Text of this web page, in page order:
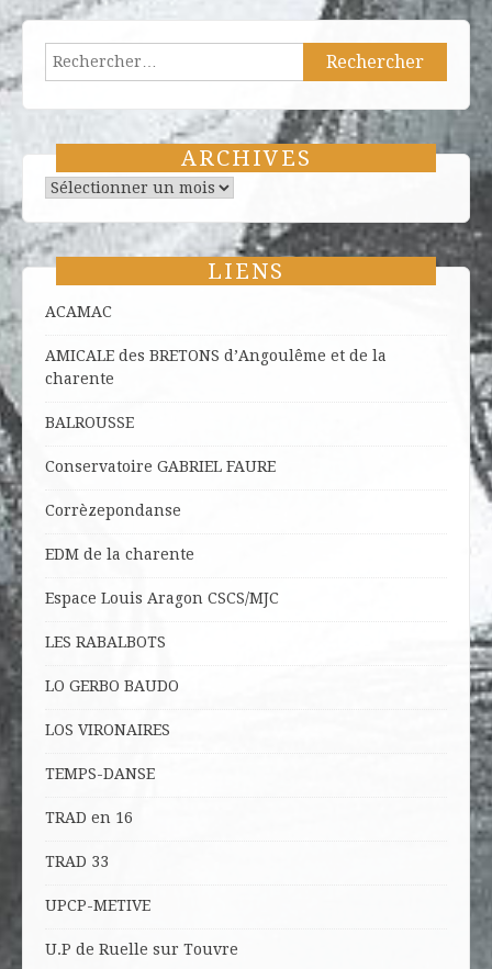
Rechercher :
ARCHIVES
Archives
LIENS
ACAMAC
AMICALE des BRETONS d’Angoulême et de la
charente
BALROUSSE
Conservatoire GABRIEL FAURE
Corrèzepondanse
EDM de la charente
Espace Louis Aragon CSCS/MJC
LES RABALBOTS
LO GERBO BAUDO
LOS VIRONAIRES
TEMPS-DANSE
TRAD en 16
TRAD 33
UPCP-METIVE
U.P de Ruelle sur Touvre